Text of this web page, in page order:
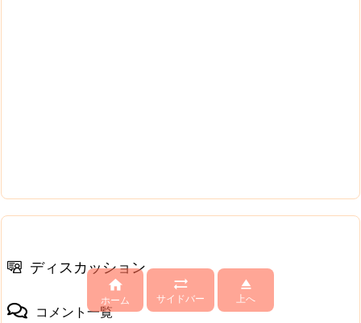
ディスカッション
コメント一覧

ホーム

サイドバー

上へ